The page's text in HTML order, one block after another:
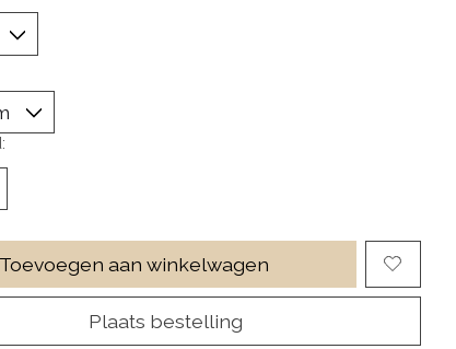
Toevoegen aan winkelwagen
Plaats bestelling